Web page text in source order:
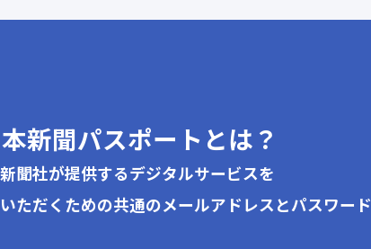
新聞パスポートとは？
聞社が提供するデジタルサービスを
ただくための共通のメールアドレスとパスワード